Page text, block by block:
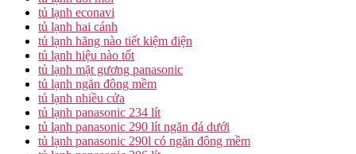
tủ lạnh econavi
tủ lạnh hai cánh
tủ lạnh hãng nào tiết kiệm điện
tủ lạnh hiệu nào tốt
tủ lạnh mặt gương panasonic
tủ lạnh ngăn đông mềm
tủ lạnh nhiều cửa
tủ lạnh panasonic 234 lít
tủ lạnh panasonic 290 lít ngăn đá dưới
tủ lạnh panasonic 290l có ngăn đông mềm